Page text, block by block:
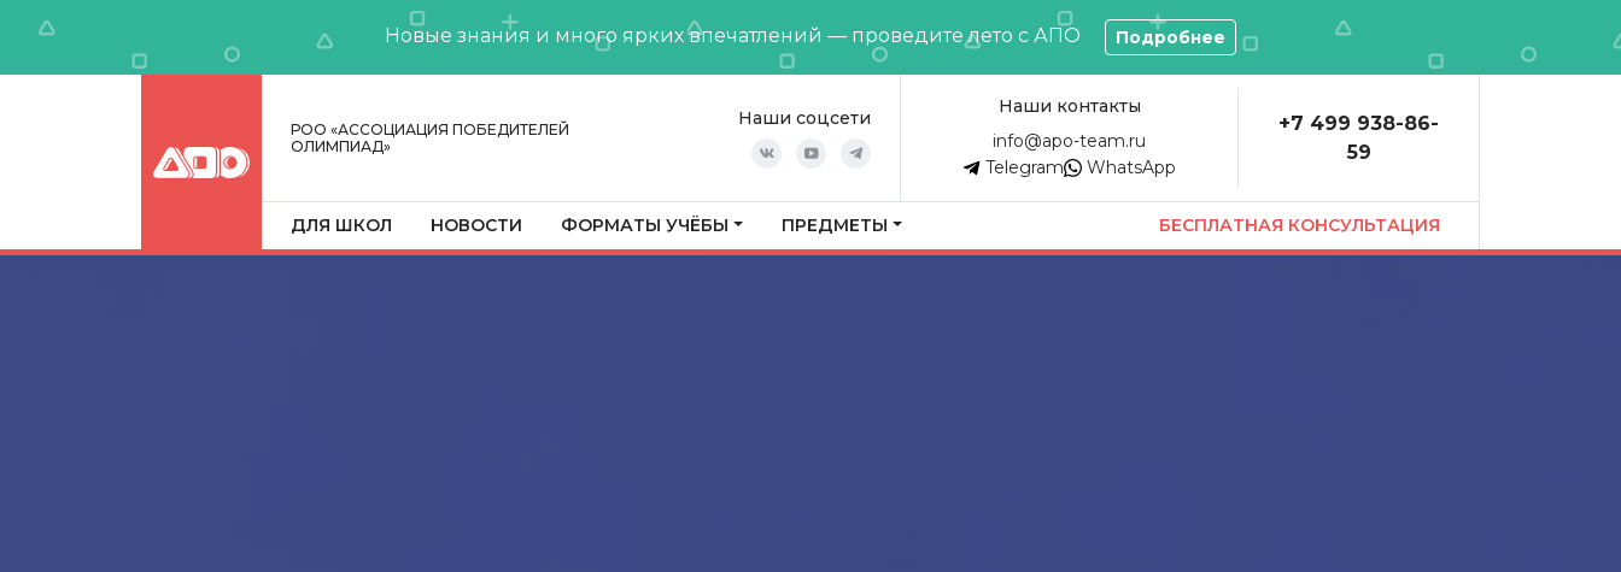
Новые знания и много ярких впечатлений — проведите лето с АПО Подробнее
РОО «АССОЦИАЦИЯ ПОБЕДИТЕЛЕЙ
ОЛИМПИАД»
Наши соцсети
Наши контакты
info@apo-team.ru
Telegram
WhatsApp
+7 499 938-86-
59
ДЛЯ ШКОЛ НОВОСТИ ФОРМАТЫ УЧЁБЫ ПРЕДМЕТЫ БЕСПЛАТНАЯ КОНСУЛЬТАЦИЯ